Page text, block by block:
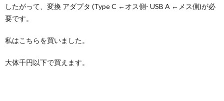
したがって、変換 アダプタ (Type C ←オス側- USB A ←メス側)が必
要です。
私はこちらを買いました。
大体千円以下で買えます。